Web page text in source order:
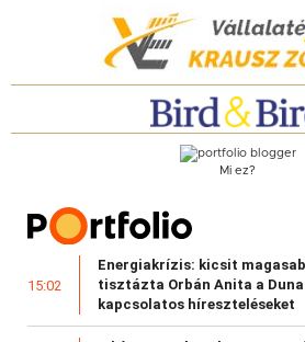
Mi ez?
15:02
Energiakrízis: kicsit
tisztázta Orbán Anita a
kapcsolatos híreszteléseket